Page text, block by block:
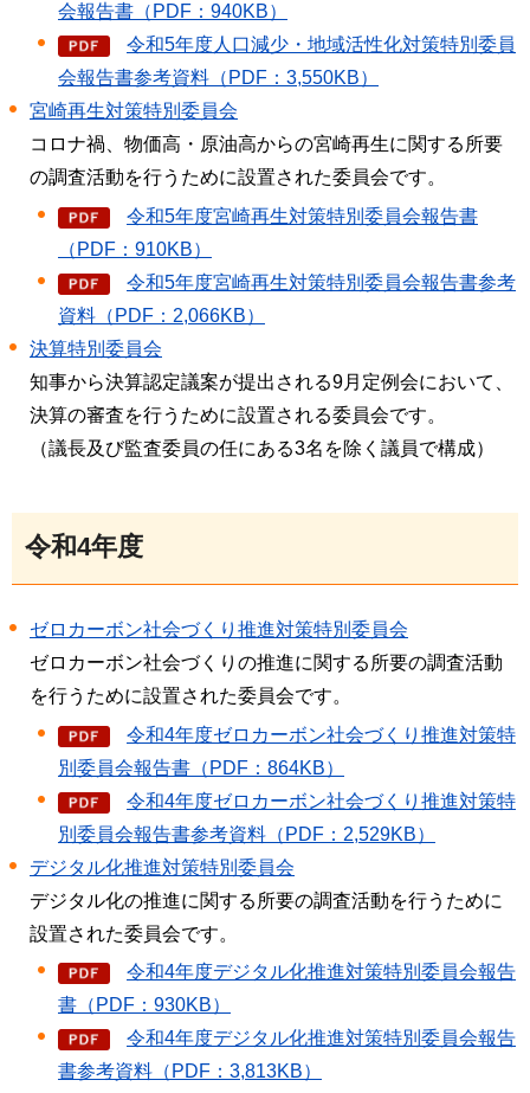
会報告書（PDF：940KB）
令和5年度人口減少・地域活性化対策特別委員
会報告書参考資料（PDF：3,550KB）
宮崎再生対策特別委員会
コロナ禍、物価高・原油高からの宮崎再生に関する所要
の調査活動を行うために設置された委員会です。
令和5年度宮崎再生対策特別委員会報告書
（PDF：910KB）
令和5年度宮崎再生対策特別委員会報告書参考
資料（PDF：2,066KB）
決算特別委員会
知事から決算認定議案が提出される9月定例会において、
決算の審査を行うために設置される委員会です。
（議長及び監査委員の任にある3名を除く議員で構成）
令和4年度
ゼロカーボン社会づくり推進対策特別委員会
ゼロカーボン社会づくりの推進に関する所要の調査活動
を行うために設置された委員会です。
令和4年度ゼロカーボン社会づくり推進対策特
別委員会報告書（PDF：864KB）
令和4年度ゼロカーボン社会づくり推進対策特
別委員会報告書参考資料（PDF：2,529KB）
デジタル化推進対策特別委員会
デジタル化の推進に関する所要の調査活動を行うために
設置された委員会です。
令和4年度デジタル化推進対策特別委員会報告
書（PDF：930KB）
令和4年度デジタル化推進対策特別委員会報告
書参考資料（PDF：3,813KB）